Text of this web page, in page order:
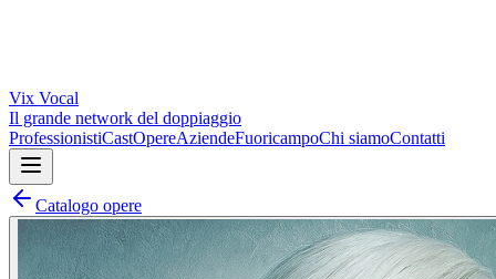
Vix Vocal
Il grande network del doppiaggio
ProfessionistiCastOpereAziendeFuoricampoChi siamoContatti
Catalogo opere